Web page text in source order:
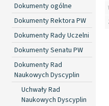
Dokumenty ogólne
Dokumenty Rektora PW
Dokumenty Rady Uczelni
Dokumenty Senatu PW
Dokumenty Rad
Naukowych Dyscyplin
Uchwały Rad
Naukowych Dyscyplin